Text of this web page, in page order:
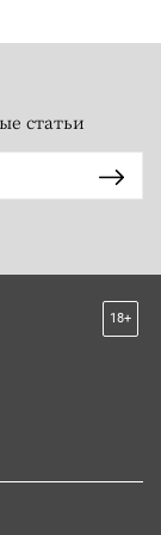
статьи
18+